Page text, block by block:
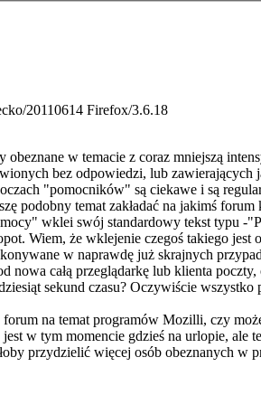
20110614 Firefox/3.6.18
obeznane w temacie z coraz mniejszą
bez odpowiedzi, lub
"pomocników" są ciekawe i są
podobny temat zakładać na jakimś
wklei swój standardowy tekst typu -
Wiem, że wklejenie czegoś takiego
w naprawdę już skrajnych
całą przeglądarkę lub klienta
sekund czasu? Oczywiście
na temat programów Mozilli, czy
w tym momencie gdzieś na urlopie,
przydzielić więcej osób obeznanych